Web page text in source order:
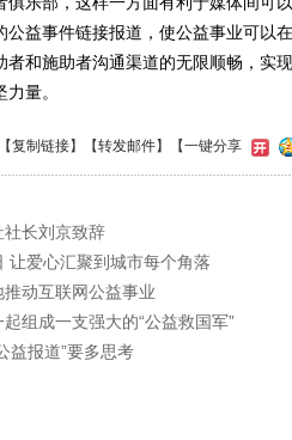
公益事件链接报道，使公益事业可以
者和施助者沟通渠道的无限顺畅，实
量。
复制链接】【转发邮件】 【一键分享
社长刘京致辞
让爱心汇聚到城市每个角落
动互联网公益事业
组成一支强大的“公益救国军”
益报道”要多思考